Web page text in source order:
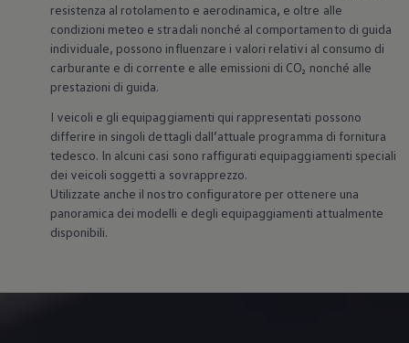
resistenza al rotolamento e aerodinamica, e oltre alle
condizioni meteo e stradali nonché al comportamento di guida
individuale, possono influenzare i valori relativi al consumo di
carburante e di corrente e alle emissioni di CO₂ nonché alle
prestazioni di guida.
I veicoli e gli equipaggiamenti qui rappresentati possono
differire in singoli dettagli dall’attuale programma di fornitura
tedesco. In alcuni casi sono raffigurati equipaggiamenti speciali
dei veicoli soggetti a sovrapprezzo.
Utilizzate anche il nostro configuratore per ottenere una
panoramica dei modelli e degli equipaggiamenti attualmente
disponibili.